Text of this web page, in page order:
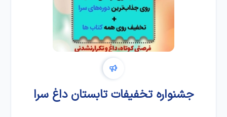
جشنواره تخفیفات تابستان داغ سرا